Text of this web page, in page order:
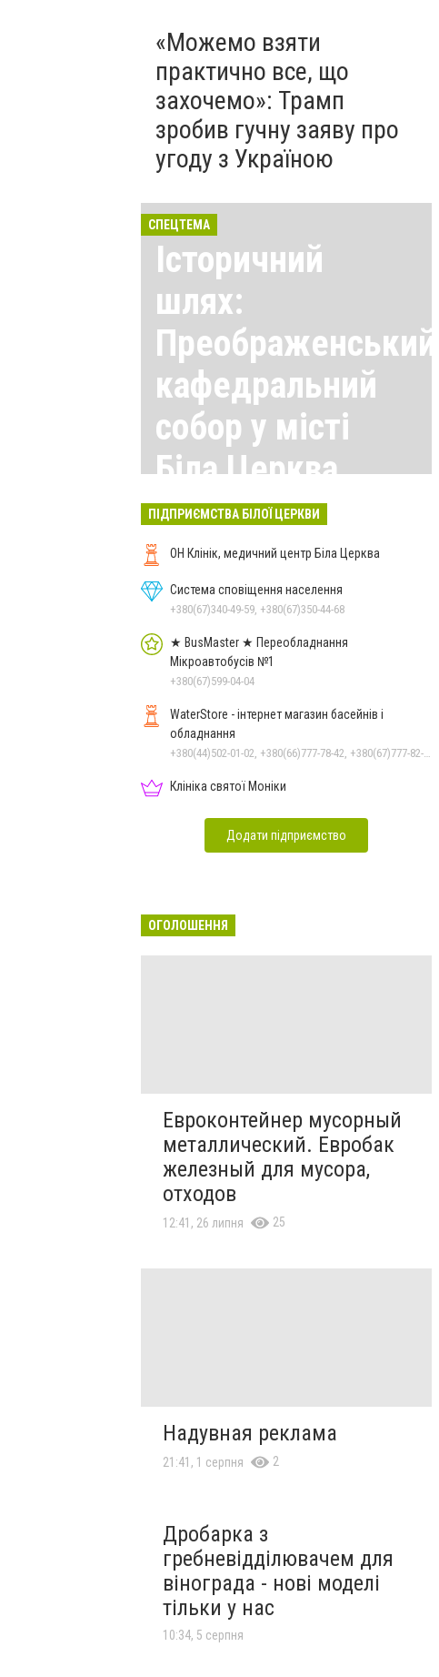
«Можемо взяти
практично все, що
захочемо»: Трамп
зробив гучну заяву про
угоду з Україною
СПЕЦТЕМА
Історичний
шлях:
Преображенський
кафедральний
собор у місті
Біла Церква
Всі матеріали тут
ПІДПРИЄМСТВА БІЛОЇ ЦЕРКВИ
ОН Клінік, медичний центр Біла Церква
Система сповіщення населення
+380(67)340-49-59, +380(67)350-44-68
★ BusMaster ★ Переобладнання
Мікроавтобусів №1
+380(67)599-04-04
WaterStore - інтернет магазин басейнів і
обладнання
Клініка святої Моніки
Додати підприємство
ОГОЛОШЕННЯ
Евроконтейнер мусорный
металлический. Евробак
железный для мусора,
отходов
12:41, 26 липня 25
Надувная реклама
21:41, 1 серпня 2
Дробарка з
гребневідділювачем для
вінограда - нові моделі
тільки у нас
10:34, 5 серпня